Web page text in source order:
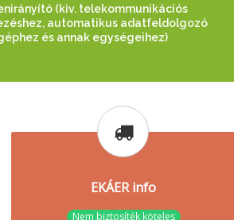
(kiv. telekommunikációs
automatikus adatfeldolgozó
és annak egységeihez)
EKÁER info
Nem biztosíték köteles